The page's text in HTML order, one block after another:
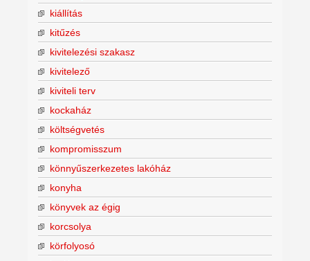
kiállítás
kitűzés
kivitelezési szakasz
kivitelező
kiviteli terv
kockaház
költségvetés
kompromisszum
könnyűszerkezetes lakóház
konyha
könyvek az égig
korcsolya
körfolyosó